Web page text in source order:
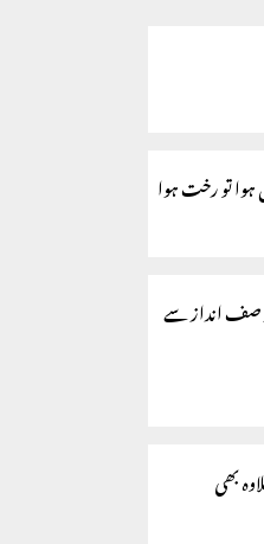
تو رخت ہوا
صف انداز سے
بھی